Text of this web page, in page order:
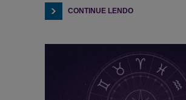
CONTINUE LENDO